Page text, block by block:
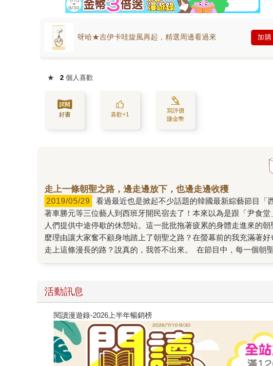
呀哈★吉伊卡哇旋風再起，精選周邊看過來 加購
★ 2 個人喜歡
好書 喜歡+1
寫評價
賺金幣
走上一條朝聖之路，邊走邊放下，也邊走邊收穫
2019/05/29
看過最近也是掀起不少話題的韓國最新綜藝節目「西班牙寄宿家庭」了嗎？南韓家喻戶曉的天才製作人「羅PD」羅暎錫發揮他無極限的創意，這次帶
著車勝元等三位藝人到西班牙開民宿去了！本來以為是跟「尹食
人們提供中途停歇的休憩站。這一批批拖著疲累的身體走進來的
麼理由讓大家奮不顧身地踏上了朝聖之路？在螢幕前的我充滿著
走上這條漫長的路？說真的，我答不出來。 在節目中，每一個朝
天只要可以走路和吃飯就覺得很幸福，為什麼在韓國那麼富裕生
另一個不同的人生。 離開，是為了回來 對於「朝聖」，大概是
者」早已不是指信徒，而只是單純指走在這條路上的人。 透過
走上這條路的人，不論男女、國籍、年紀，都有自己出發的理由
朴正國用他們的誠懇，慰勞這些離家千里的人們。他們是心中有
被家鄉食物暖化的心似的，在每一天的遊客對話中，都忍不住眼
的五十多歲朝聖者說了一個他在路途中認識的七十多歲充滿童心
活動訊息
閱讀漫遊錄-2026上半年暢銷榜